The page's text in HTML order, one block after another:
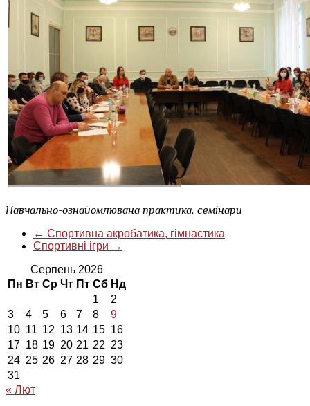
Навчально-ознайомлювана практика, семінари
← Спортивна акробатика, гімнастика
Спортивні ігри →
Серпень 2026
Пн Вт Ср Чт Пт Сб Нд
1
2
3
4 5 6 7 8
9
10 11 12 13 14 15 16
17 18 19 20 21 22 23
24 25 26 27 28 29 30
31
« Лют